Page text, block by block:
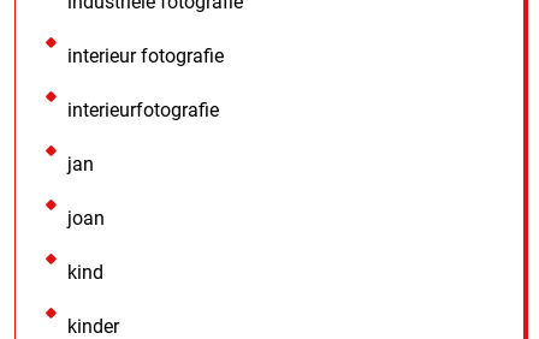
interieur fotografie
interieurfotografie
jan
joan
kind
kinder